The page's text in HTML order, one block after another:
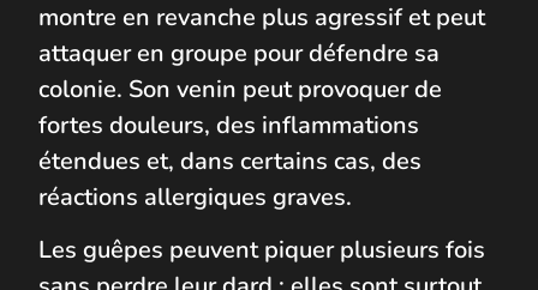
montre en revanche plus agressif et peut
attaquer en groupe pour défendre sa
colonie. Son venin peut provoquer de
fortes douleurs, des inflammations
étendues et, dans certains cas, des
réactions allergiques graves.
Les guêpes peuvent piquer plusieurs fois